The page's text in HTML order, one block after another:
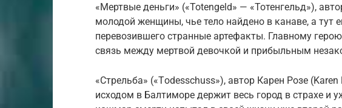
«Мертвые деньги» («Totengeld» — «Тотенгельд»),
молодой женщины, чье тело найдено в канаве, а тут
перевозившего странные артефакты. Главному
связь между мертвой девочкой и прибыльным
«Стрельба» («Тodesschuss»), автор Карен Розе
исходом в Балтиморе держит весь город в страхе и